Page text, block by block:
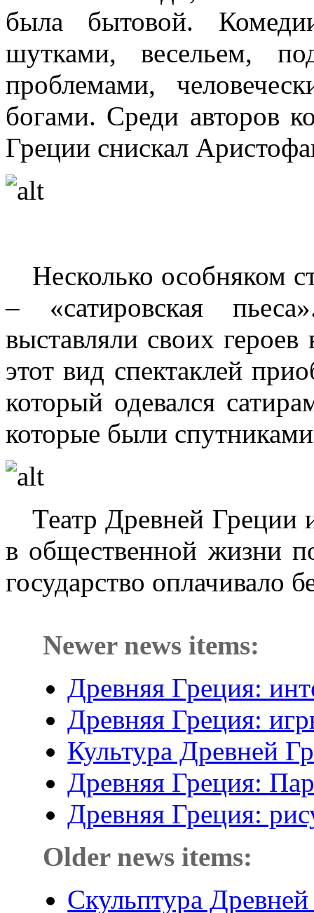
была бытовой.
шутками, весельем,
проблемами,
богами. Среди авторов
Греции снискал
Несколько особняком
– «сатировская
выставляли своих
этот вид спектаклей
который одевался
которые были
Театр Древней Греции
в общественной жизни
государство оплачивало
Newer news items:
Древняя Греция:
Древняя Греция:
Культура Древней
Древняя Греция:
Древняя Греция:
Older news items:
Скульптура